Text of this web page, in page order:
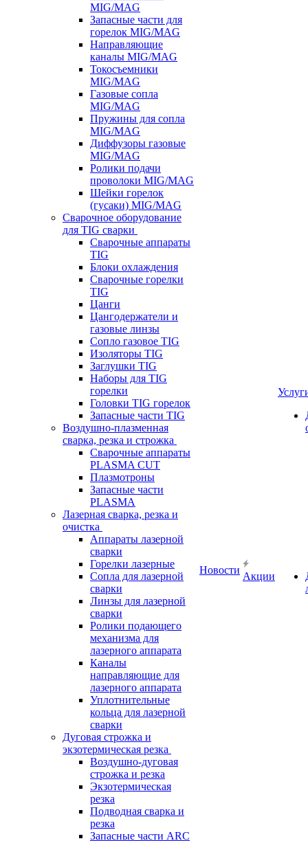
MIG/MAG
Запасные части для
горелок MIG/MAG
Направляющие
каналы MIG/MAG
Токосъемники
MIG/MAG
Газовые сопла
MIG/MAG
Пружины для сопла
MIG/MAG
Диффузоры газовые
MIG/MAG
Ролики подачи
проволоки MIG/MAG
Шейки горелок
(гусаки) MIG/MAG
Сварочное оборудование
для TIG сварки
Сварочные аппараты
TIG
Блоки охлаждения
Сварочные горелки
TIG
Цанги
Цангодержатели и
газовые линзы
Сопло газовое TIG
Изоляторы TIG
Заглушки TIG
Наборы для TIG
горелки
Головки TIG горелок
Запасные части TIG
Воздушно-плазменная
сварка, резка и строжка
Сварочные аппараты
PLASMA CUT
Плазмотроны
Запасные части
PLASMA
Лазерная сварка, резка и
очистка
Аппараты лазерной
сварки
Горелки лазерные
Сопла для лазерной
сварки
Линзы для лазерной
сварки
Ролики подающего
механизма для
лазерного аппарата
Каналы
направляющие для
лазерного аппарата
Уплотнительные
кольца для лазерной
сварки
Дуговая строжка и
экзотермическая резка
Воздушно-дуговая
строжка и резка
Экзотермическая
резка
Подводная сварка и
резка
Запасные части ARC
Новости
Акции